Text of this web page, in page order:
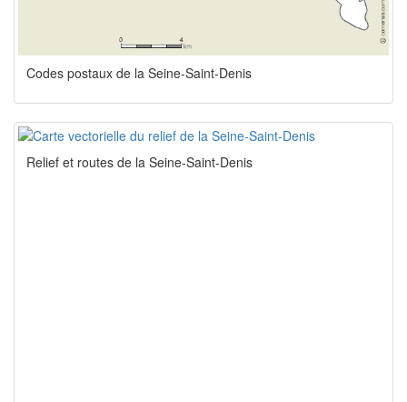
Codes postaux de la Seine-Saint-Denis
Relief et routes de la Seine-Saint-Denis